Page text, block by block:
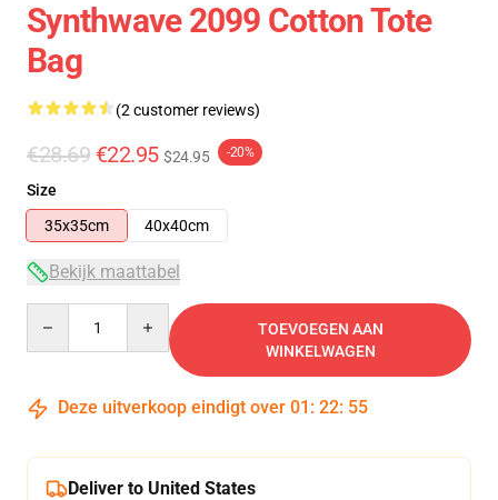
Synthwave 2099 Cotton Tote
Bag
(2 customer reviews)
€28.69 €22.95 $24.95 -20%
Size
35x35cm
40x40cm
Bekijk maattabel
TOEVOEGEN AAN
WINKELWAGEN
Deze uitverkoop eindigt over 01 : 22: 55
Deliver to United States